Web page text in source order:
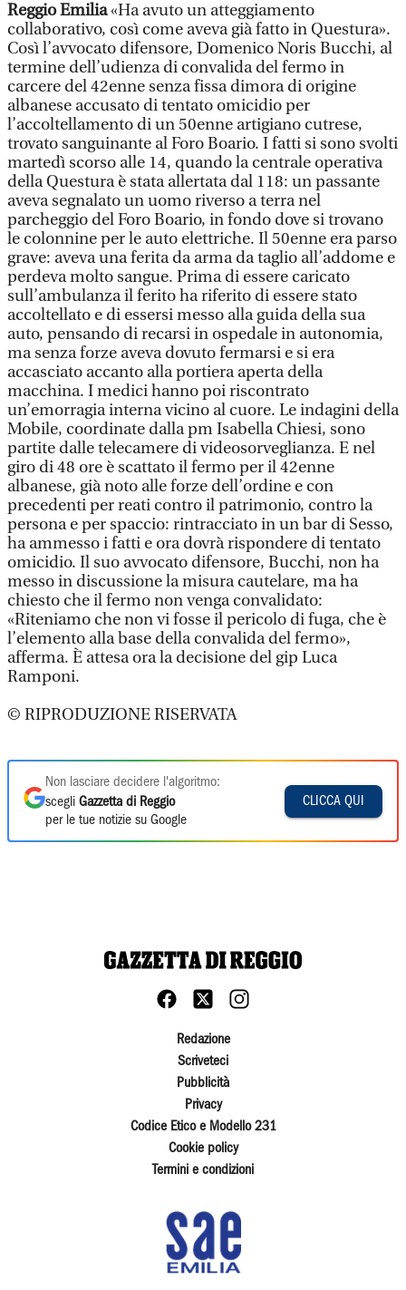
Reggio Emilia«Ha avuto un atteggiamento
collaborativo, così come aveva già fatto in Questura».
Così l’avvocato difensore, Domenico Noris Bucchi, al
termine dell’udienza di convalida del fermo in
carcere del 42enne senza fissa dimora di origine
albanese accusato di tentato omicidio per
l’accoltellamento di un 50enne artigiano cutrese,
trovato sanguinante al Foro Boario. I fatti si sono svolti
martedì scorso alle 14, quando la centrale operativa
della Questura è stata allertata dal 118: un passante
aveva segnalato un uomo riverso a terra nel
parcheggio del Foro Boario, in fondo dove si trovano
le colonnine per le auto elettriche. Il 50enne era parso
grave: aveva una ferita da arma da taglio all’addome e
perdeva molto sangue. Prima di essere caricato
sull’ambulanza il ferito ha riferito di essere stato
accoltellato e di essersi messo alla guida della sua
auto, pensando di recarsi in ospedale in autonomia,
ma senza forze aveva dovuto fermarsi e si era
accasciato accanto alla portiera aperta della
macchina. I medici hanno poi riscontrato
un’emorragia interna vicino al cuore. Le indagini della
Mobile, coordinate dalla pm Isabella Chiesi, sono
partite dalle telecamere di videosorveglianza. E nel
giro di 48 ore è scattato il fermo per il 42enne
albanese, già noto alle forze dell’ordine e con
precedenti per reati contro il patrimonio, contro la
persona e per spaccio: rintracciato in un bar di Sesso,
ha ammesso i fatti e ora dovrà rispondere di tentato
omicidio. Il suo avvocato difensore, Bucchi, non ha
messo in discussione la misura cautelare, ma ha
chiesto che il fermo non venga convalidato:
«Riteniamo che non vi fosse il pericolo di fuga, che è
l’elemento alla base della convalida del fermo»,
afferma. È attesa ora la decisione del gip Luca
Ramponi.
© RIPRODUZIONE RISERVATA
Non lasciare decidere l'algoritmo:
scegli Gazzetta di Reggio
per le tue notizie su Google
CLICCA QUI
Redazione
Scriveteci
Pubblicità
Privacy
Codice Etico e Modello 231
Cookie policy
Termini e condizioni